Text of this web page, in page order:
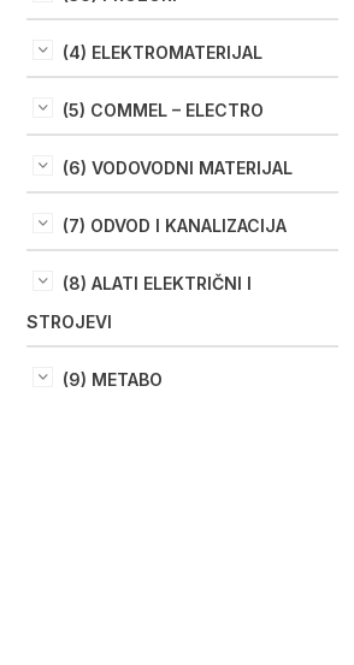
(4) ELEKTROMATERIJAL
(5) COMMEL – ELECTRO
(6) VODOVODNI MATERIJAL
(7) ODVOD I KANALIZACIJA
(8) ALATI ELEKTRIČNI I
STROJEVI
(9) METABO